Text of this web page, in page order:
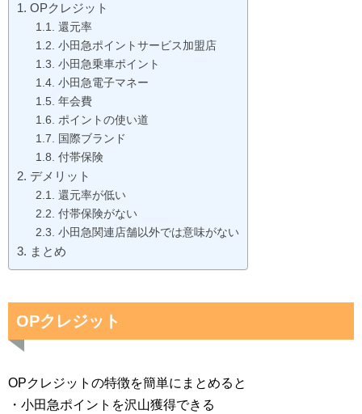
OPクレジット
還元率
小田急ポイントサービス加盟店
小田急乗車ポイント
小田急電子マネー
年会費
ポイントの使い道
国際ブランド
付帯保険
デメリット
還元率が低い
付帯保険がない
小田急関連店舗以外では意味がない
まとめ
OPクレジット
OPクレジットの特徴を簡単にまとめると
・小田急ポイントを沢山獲得できる